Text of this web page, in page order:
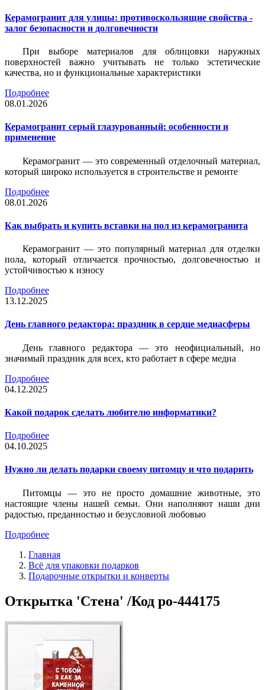
Керамогранит для улицы: противоскользящие свойства -
залог безопасности и долговечности
При выборе материалов для облицовки наружных
поверхностей важно учитывать не только эстетические
качества, но и функциональные характеристики
Подробнее
08.01.2026
Керамогранит серый глазурованный: особенности и
применение
Керамогранит — это современный отделочный материал,
который широко используется в строительстве и ремонте
Подробнее
08.01.2026
Как выбрать и купить вставки на пол из керамогранита
Керамогранит — это популярный материал для отделки
пола, который отличается прочностью, долговечностью и
устойчивостью к износу
Подробнее
13.12.2025
День главного редактора: праздник в сердце медиасферы
День главного редактора — это неофициальный, но
значимый праздник для всех, кто работает в сфере медиа
Подробнее
04.12.2025
Какой подарок сделать любителю информатики?
Подробнее
04.10.2025
Нужно ли делать подарки своему питомцу и что подарить
Питомцы — это не просто домашние животные, это
настоящие члены нашей семьи. Они наполняют наши дни
радостью, преданностью и безусловной любовью
Подробнее
Главная
Всё для упаковки подарков
Подарочные открытки и конверты
Открытка 'Стена' /Код po-444175